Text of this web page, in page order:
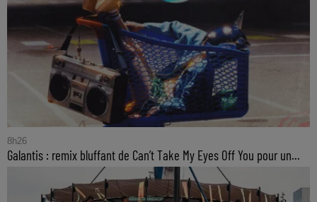
8h26
Galantis : remix bluffant de Can’t Take My Eyes Off You pour un...